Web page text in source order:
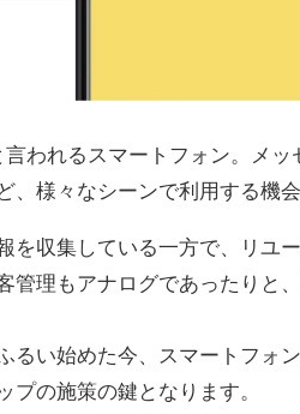
われるスマートフォン。メ
、様々なシーンで利用する機
を収集している一方で、リユ
管理もアナログであったりと
るい始めた今、スマートフォ
プの施策の鍵となります。